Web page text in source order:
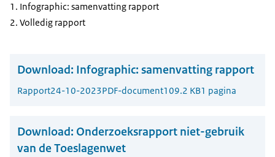
Infographic: samenvatting rapport
Volledig rapport
Download: Infographic: samenvatting rapport
Rapport24-10-2023PDF-document109.2 KB1 pagina
Download: Onderzoeksrapport niet-gebruik
van de Toeslagenwet